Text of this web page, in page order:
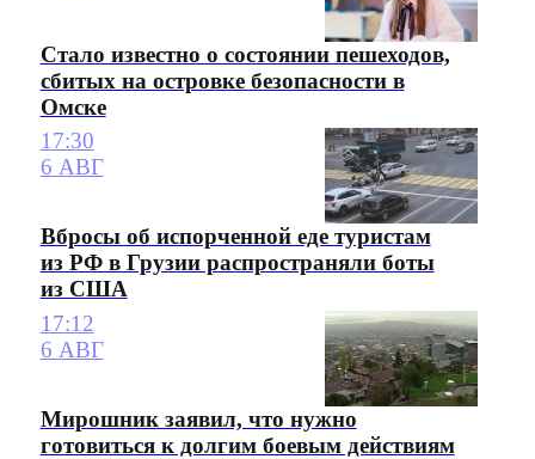
Стало известно о состоянии пешеходов,
сбитых на островке безопасности в
Омске
17:30
6 АВГ
Вбросы об испорченной еде туристам
из РФ в Грузии распространяли боты
из США
17:12
6 АВГ
Мирошник заявил, что нужно
готовиться к долгим боевым действиям